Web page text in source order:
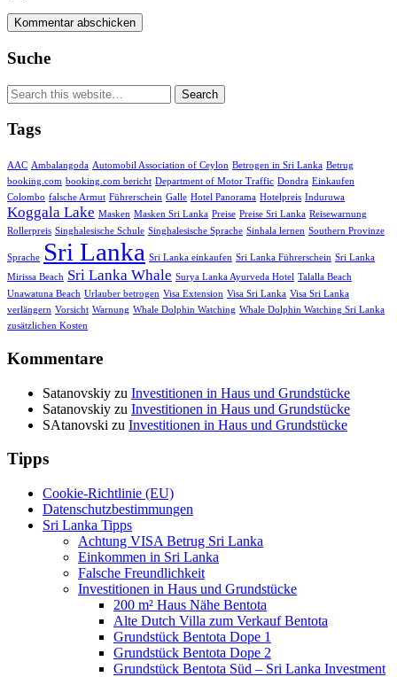
Suche
Tags
AAC Ambalangoda Automobil Association of Ceylon Betrogen in Sri Lanka Betrug
booking.com booking.com bericht Department of Motor Traffic Dondra Einkaufen
Colombo falsche Armut Führerschein Galle Hotel Panorama Hotelpreis Induruwa
Koggala Lake Masken Masken Sri Lanka Preise Preise Sri Lanka Reisewarnung
Rollerpreis Singhalesische Schule Singhalesische Sprache Sinhala lernen Southern Provinze
Sprache Sri Lanka Sri Lanka einkaufen Sri Lanka Führerschein Sri Lanka
Mirissa Beach Sri Lanka Whale Surya Lanka Ayurveda Hotel Talalla Beach
Unawatuna Beach Urlauber betrogen Visa Extension Visa Sri Lanka Visa Sri Lanka
verlängern Vorsicht Warnung Whale Dolphin Watching Whale Dolphin Watching Sri Lanka
zusätzlichen Kosten
Kommentare
Satanovskiy zu Investitionen in Haus und Grundstücke
Satanovskiy zu Investitionen in Haus und Grundstücke
SAtanovski zu Investitionen in Haus und Grundstücke
Tipps
Cookie-Richtlinie (EU)
Datenschutzbestimmungen
Sri Lanka Tipps
Achtung VISA Betrug Sri Lanka
Einkommen in Sri Lanka
Falsche Freundlichkeit
Investitionen in Haus und Grundstücke
200 m² Haus Nähe Bentota
Alte Dutch Villa zum Verkauf Bentota
Grundstück Bentota Dope 1
Grundstück Bentota Dope 2
Grundstück Bentota Süd – Sri Lanka Investment